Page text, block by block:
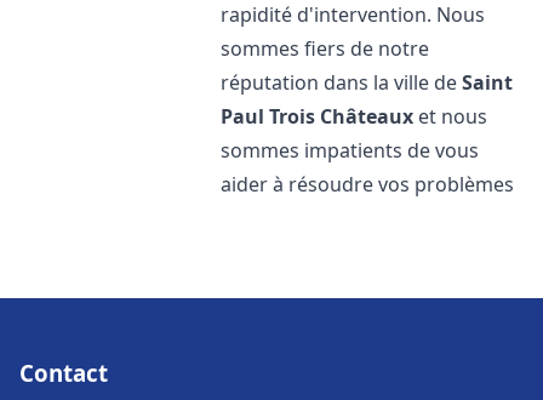
rapidité d'intervention. Nous
sommes fiers de notre
réputation dans la ville deSaint
Paul Trois Châteaux et nous
sommes impatients de vous
aider à résoudre vos problèmes
Contact